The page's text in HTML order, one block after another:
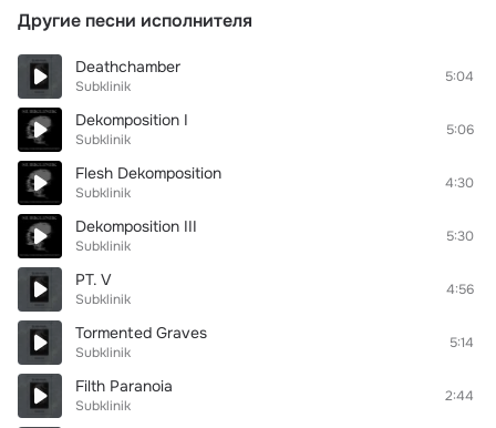
Другие песни исполнителя
Deathchamber
Subklinik
5:04
Dekomposition I
Subklinik
5:06
Flesh Dekomposition
Subklinik
4:30
Dekomposition III
Subklinik
5:30
PT. V
Subklinik
4:56
Tormented Graves
Subklinik
5:14
Filth Paranoia
Subklinik
2:44